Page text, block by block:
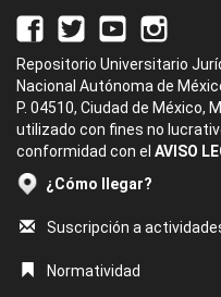
Repositorio Universitario
Nacional Autónoma de
P. 04510, Ciudad de México,
utilizado con fines no
conformidad con el AVISO
¿Cómo llegar?
Suscripción a
Normatividad